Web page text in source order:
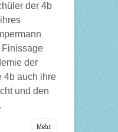
der 4b
Finissage
der
4b auch ihre
und den
Mehr